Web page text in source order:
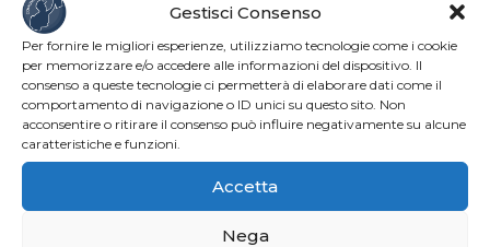
Gestisci Consenso
Per fornire le migliori esperienze, utilizziamo tecnologie come i cookie
per memorizzare e/o accedere alle informazioni del dispositivo. Il
consenso a queste tecnologie ci permetterà di elaborare dati come il
comportamento di navigazione o ID unici su questo sito. Non
acconsentire o ritirare il consenso può influire negativamente su alcune
caratteristiche e funzioni.
Accetta
Nega